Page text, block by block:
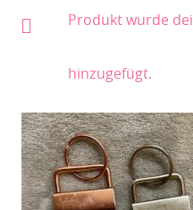
Produktwurde
hinzugefügt.